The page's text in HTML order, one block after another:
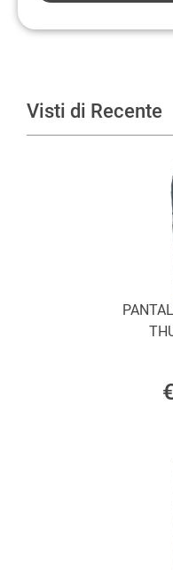
Visti di Recente